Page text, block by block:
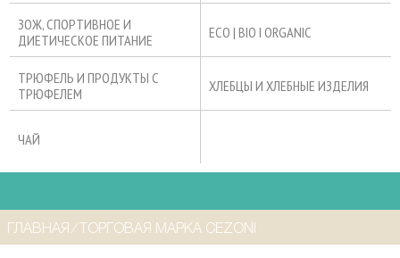
ЗОЖ, СПОРТИВНОЕ И
ДИЕТИЧЕСКОЕ ПИТАНИЕ
ECO | BIO I ORGANIC
ТРЮФЕЛЬ И ПРОДУКТЫ С
ТРЮФЕЛЕМ
ХЛЕБЦЫ И ХЛЕБНЫЕ ИЗДЕЛИЯ
ЧАЙ
ГЛАВНАЯ ⁄ ТОРГОВАЯ МАРКА CEZONI